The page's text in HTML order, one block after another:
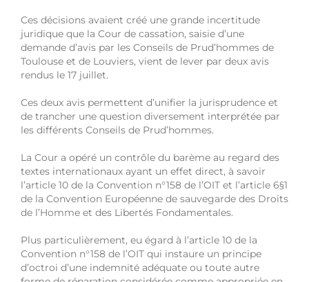
Ces décisions avaient créé une grande incertitude
juridique que la Cour de cassation, saisie d’une
demande d’avis par les Conseils de Prud’hommes de
Toulouse et de Louviers, vient de lever par deux avis
rendus le 17 juillet.
Ces deux avis permettent d’unifier la jurisprudence et
de trancher une question diversement interprétée par
les différents Conseils de Prud’hommes.
La Cour a opéré un contrôle du barème au regard des
textes internationaux ayant un effet direct, à savoir
l’article 10 de la Convention n°158 de l’OIT et l’article 6§1
de la Convention Européenne de sauvegarde des Droits
de l’Homme et des Libertés Fondamentales.
Plus particulièrement, eu égard à l’article 10 de la
Convention n°158 de l’OIT qui instaure un principe
d’octroi d’une indemnité adéquate ou toute autre